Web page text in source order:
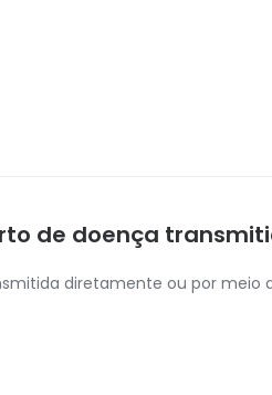
de doença
diretamente ou por meio